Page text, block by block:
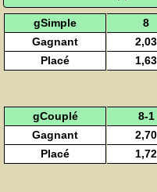
gSimple 8
Gagnant
2,03
Placé
1,63
gCouplé 8-1
Gagnant
2,70
Placé
1,72